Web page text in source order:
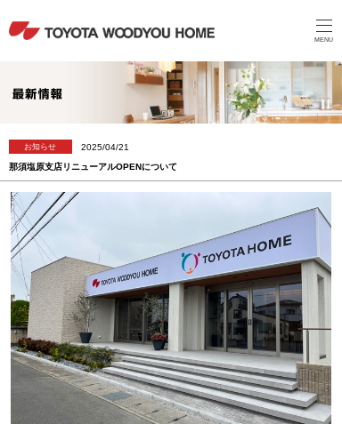
MENU
お知らせ 2025/04/21
那須塩原支店リニューアルOPENについて